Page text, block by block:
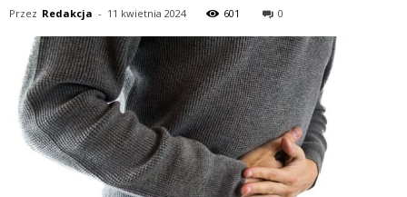
Przez Redakcja - 11 kwietnia 2024 601 0